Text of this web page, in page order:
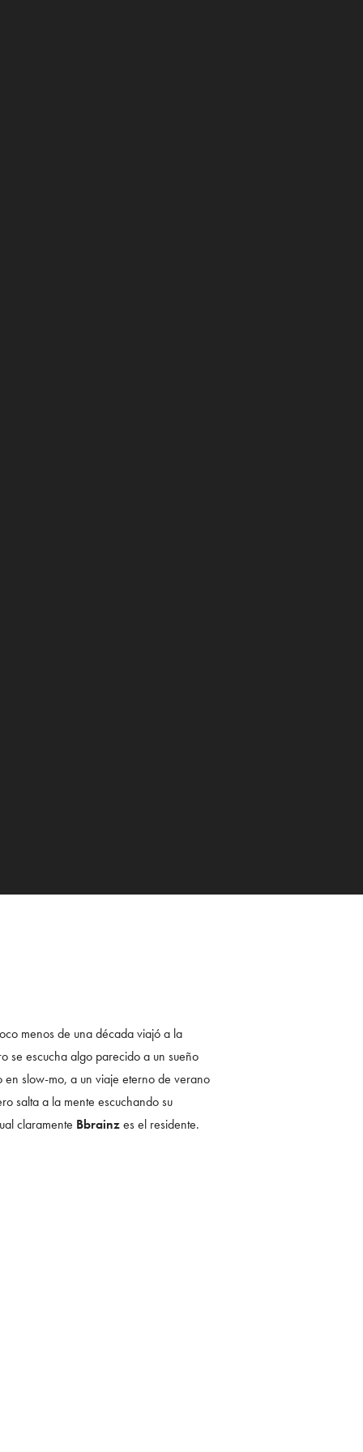
menos de una década viajó a la
se escucha algo parecido a un sueño
slow-mo, a un viaje eterno de verano
salta a la mente escuchando su
claramente Bbrainzes el residente.